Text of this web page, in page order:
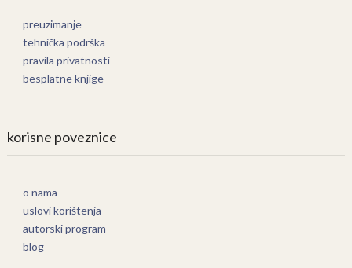
preuzimanje
tehnička podrška
pravila privatnosti
besplatne knjige
korisne poveznice
o nama
uslovi korištenja
autorski program
blog